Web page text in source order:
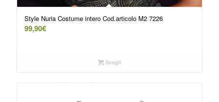
Style Nuria Costume intero Cod.articolo M2 7226
99,90€
Scegli